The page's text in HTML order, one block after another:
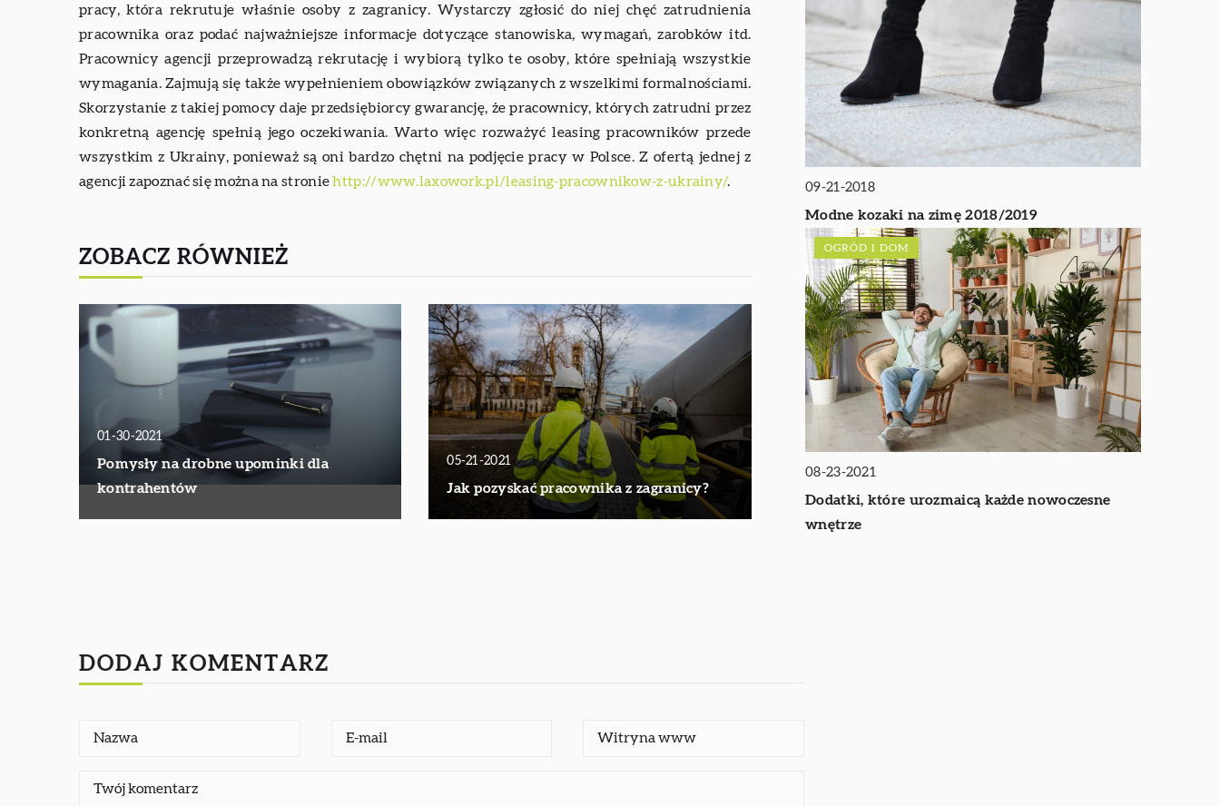
pracy, która rekrutuje właśnie osoby z zagranicy. Wystarczy zgłosić do niej chęć zatrudnienia
pracownika oraz podać najważniejsze informacje dotyczące stanowiska, wymagań, zarobków itd.
Pracownicy agencji przeprowadzą rekrutację i wybiorą tylko te osoby, które spełniają wszystkie
wymagania. Zajmują się także wypełnieniem obowiązków związanych z wszelkimi formalnościami.
Skorzystanie z takiej pomocy daje przedsiębiorcy gwarancję, że pracownicy, których zatrudni przez
konkretną agencję spełnią jego oczekiwania. Warto więc rozważyć leasing pracowników przede
wszystkim z Ukrainy, ponieważ są oni bardzo chętni na podjęcie pracy w Polsce. Z ofertą jednej z
agencji zapoznać się można na stroniehttp://www.laxowork.pl/leasing-pracownikow-z-ukrainy/.
ZOBACZ RÓWNIEŻ
01-30-2021
Pomysły na drobne upominki dla
kontrahentów
05-21-2021
Jak pozyskać pracownika z zagranicy?
09-21-2018
Modne kozaki na zimę 2018/2019
OGRÓD I DOM
08-23-2021
Dodatki, które urozmaicą każde nowoczesne
wnętrze
DODAJ KOMENTARZ